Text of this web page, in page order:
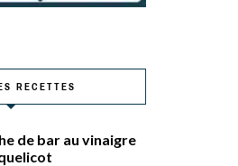
RECETTES
de bar au vinaigre